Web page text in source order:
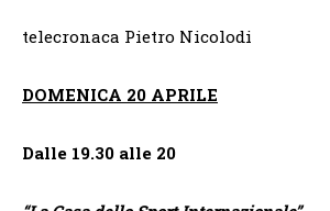
telecronaca Pietro Nicolodi
DOMENICA 20 APRILE
Dalle 19.30 alle 20